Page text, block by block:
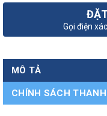
Gọi điện
MÔ TẢ
CHÍNH SÁCH